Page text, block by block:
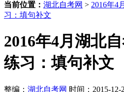
当前位置： 湖北自考网 > 2016年4
习：填句补文
2016年4月湖北
练习：填句补文
整编： 湖北自考网 时间：2015-12-